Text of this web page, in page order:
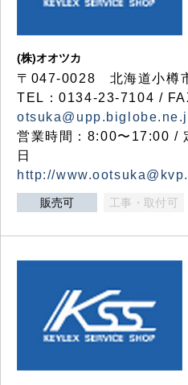
(株)オオツカ
〒047-0028 北海道小樽
TEL：0134-23-7104 /
営業時間：8:00〜17:00 /
日
http://
販売可 工事・取付可